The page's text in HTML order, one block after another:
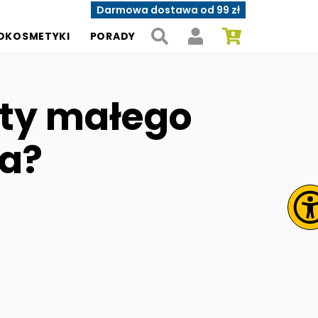
Darmowa dostawa od 99 zł
PORADY
małego